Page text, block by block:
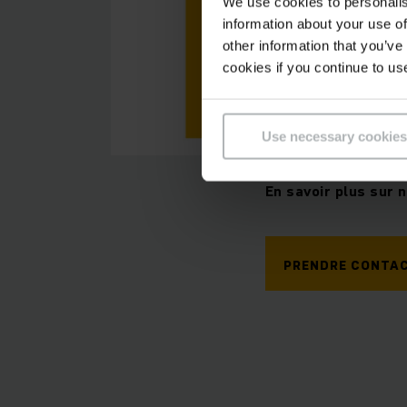
information about your use
other information that
cookies if you continue to
Use necessary
En savoir plus sur
PRENDRE